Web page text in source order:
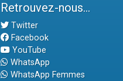
Retrouvez-nous...
Twitter
Facebook
YouTube
WhatsApp
WhatsApp Femmes